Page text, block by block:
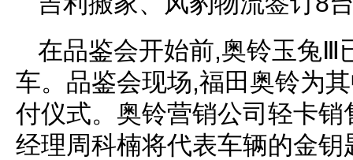
在品鉴会开始前,奥铃玉兔Ⅲ
车。品鉴会现场,福田奥铃为
付仪式。奥铃营销公司轻卡
经理周科楠将代表车辆的金